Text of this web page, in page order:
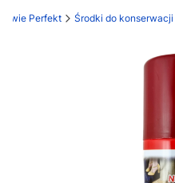
Perfekt Środki do